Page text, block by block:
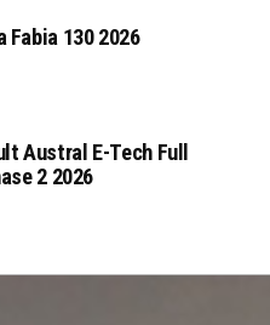
Fabia 130 2026
Austral E-Tech Full
2 2026